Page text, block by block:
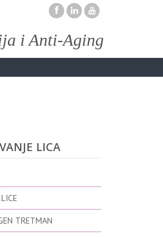
i Anti-Aging
LICA
TRETMAN